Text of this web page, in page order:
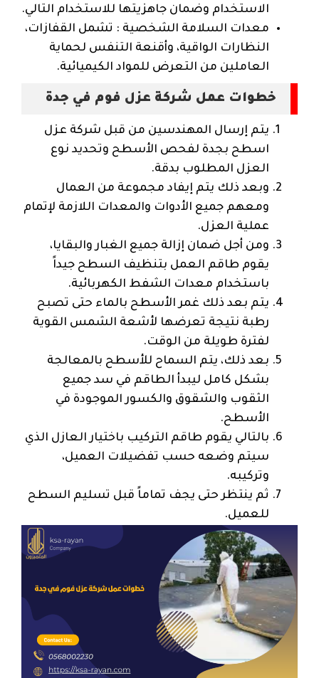
الاستخدام وضمان جاهزيتها للاستخدام التالي.
معدات السلامة الشخصية : تشمل القفازات،
النظارات الواقية، وأقنعة التنفس لحماية
العاملين من التعرض للمواد الكيميائية.
خطوات عمل شركة عزل فوم في جدة
يتم إرسال المهندسين من قبل شركة عزل
اسطح بجدة لفحص الأسطح وتحديد نوع
العزل المطلوب بدقة.
وبعد ذلك يتم إيفاد مجموعة من العمال
ومعهم جميع الأدوات والمعدات اللازمة لإتمام
عملية العزل.
ومن أجل ضمان إزالة جميع الغبار والبقايا،
يقوم طاقم العمل بتنظيف السطح جيداً
باستخدام معدات الشفط الكهربائية.
يتم بعد ذلك غمر الأسطح بالماء حتى تصبح
رطبة نتيجة تعرضها لأشعة الشمس القوية
لفترة طويلة من الوقت.
بعد ذلك، يتم السماح للأسطح بالمعالجة
بشكل كامل ليبدأ الطاقم في سد جميع
الثقوب والشقوق والكسور الموجودة في
الأسطح.
بالتالي يقوم طاقم التركيب باختيار العازل الذي
سيتم وضعه حسب تفضيلات العميل،
وتركيبه.
ثم ينتظر حتى يجف تماماً قبل تسليم السطح
للعميل.